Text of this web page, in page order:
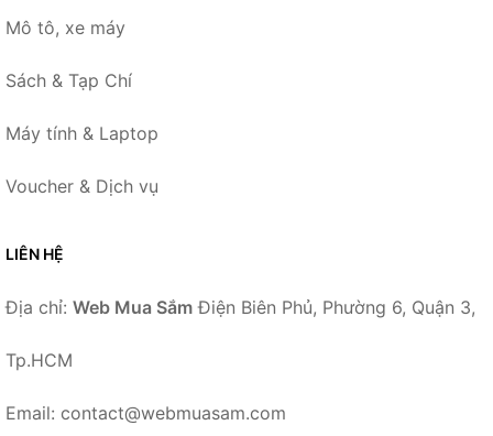
Mô tô, xe máy
Sách & Tạp Chí
Máy tính & Laptop
Voucher & Dịch vụ
LIÊN HỆ
Địa chỉ: Web Mua Sắm Điện Biên Phủ, Phường 6, Quận 3,
Tp.HCM
Email: contact@webmuasam.com